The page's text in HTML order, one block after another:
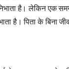
है। लेकिन एक
है। पिता के बिना